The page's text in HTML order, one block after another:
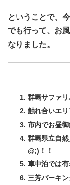
ということで、
でも行って、お
なりました。
群馬サファリ
触れ合いエリ
市内でお昼御
群馬県立自
@;)！！
車中泊では
三芳パーキ